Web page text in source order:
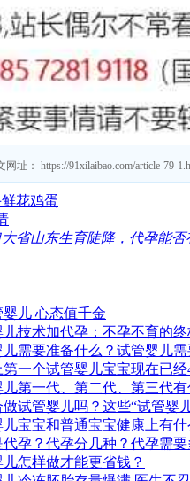
网址： https://91xilaibao.com/article-79-
鲜花鸡蛋
大省山东生育陡降，代孕能
儿 心态值千金
儿技术加代孕：不孕不育的
需要准备什么？试管婴儿需
一个试管婴儿宝宝现在已经
儿第一代、第二代、第三代
试管婴儿吗？这些“试管婴
宝宝和普通宝宝健康上有什
孕？代孕分几种？代孕需要
怎样做才能更省钱？